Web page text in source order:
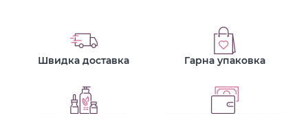
Швидка доставка Гарна упаковка